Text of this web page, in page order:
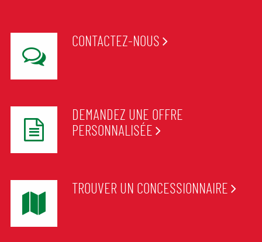
CONTACTEZ-NOUS
DEMANDEZ UNE OFFRE
PERSONNALISÉE
TROUVER UN CONCESSIONNAIRE